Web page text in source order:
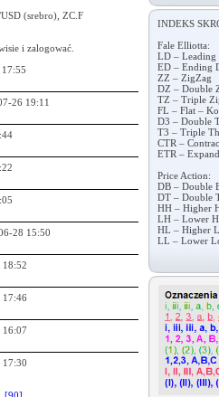
(srebro), ZC.F
i zalogować.
26 19:11
28 15:50
17:46
INDEKS
Fale Elliotta:
LD – Leading
ED – Ending
ZZ – ZigZag
DZ – Double
TZ – Triple
FL – Flat –
D3 – Double
T3 – Triple
CTR –
ETR –
Price Action:
DB – Double
DT – Double
HH – Higher
LH – Lower
HL – Higher
LL – Lower